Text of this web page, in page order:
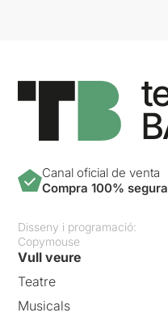
Canal oficial de venta
Compra 100% segura
Disseny i programació:
Copymouse
Vull veure
Teatre
Musicals